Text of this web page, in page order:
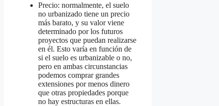
Precio: normalmente, el suelo
no urbanizado tiene un precio
más barato, y su valor viene
determinado por los futuros
proyectos que puedan realizarse
en él. Esto varía en función de
si el suelo es urbanizable o no,
pero en ambas circunstancias
podemos comprar grandes
extensiones por menos dinero
que otras propiedades porque
no hay estructuras en ellas.